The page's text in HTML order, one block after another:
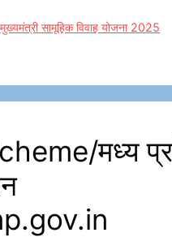
सामूहिक विवाह योजना 2025
मध्य